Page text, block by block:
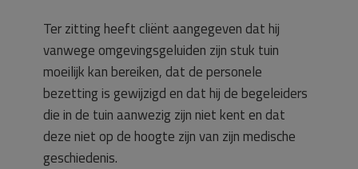
Ter zitting heeft cliënt aangegeven dat hij
vanwege omgevingsgeluiden zijn stuk tuin
moeilijk kan bereiken, dat de personele
bezetting is gewijzigd en dat hij de begeleiders
die in de tuin aanwezig zijn niet kent en dat
deze niet op de hoogte zijn van zijn medische
geschiedenis.